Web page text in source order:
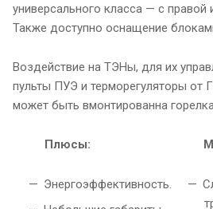
универсального класса — с правой
Также доступно оснащение
Воздействие на ТЭНы, для их
пульты ПУЭ и терморегуляторы от
может быть вмонтированна
Плюсы:
Энергоэффективность.